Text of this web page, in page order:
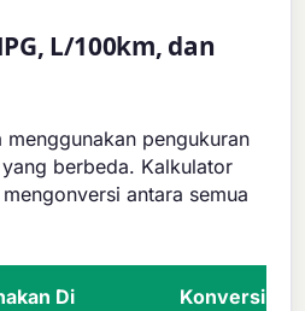
L/100km, dan
pengukuran
berbeda. Kalkulator
antara semua
Di Konversi